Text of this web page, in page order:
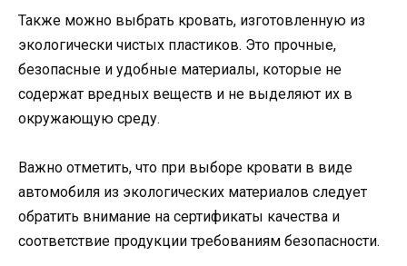
Также можно выбрать кровать, изготовленную из
экологически чистых пластиков. Это прочные,
безопасные и удобные материалы, которые не
содержат вредных веществ и не выделяют их в
окружающую среду.
Важно отметить, что при выборе кровати в виде
автомобиля из экологических материалов следует
обратить внимание на сертификаты качества и
соответствие продукции требованиям безопасности.